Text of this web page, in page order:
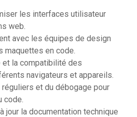
les interfaces utilisateur
web.
avec les équipes de design
maquettes en code.
et la compatibilité des
navigateurs et appareils.
et du débogage pour
code.
jour la documentation technique